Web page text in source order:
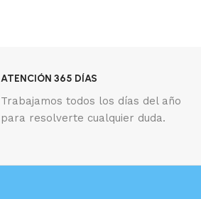
ATENCIÓN 365 DÍAS
Trabajamos todos los días del año
para resolverte cualquier duda.